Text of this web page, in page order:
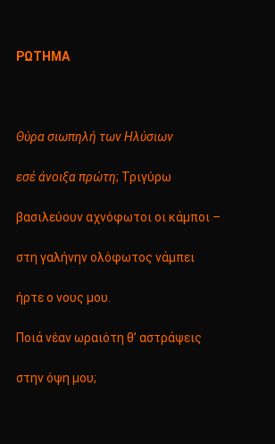
ΡΩΤΗΜΑ
Θύρα σιωπηλή των Ηλύσιων
εσέ άνοιξα πρώτη; Τριγύρω
βασιλεύουν αχνόφωτοι οι κάμποι –
στη γαλήνην ολόφωτος νάμπει
ήρτε ο νους μου.
Ποιά νέαν ωραιότη θ’ αστράψεις
στην όψη μου;